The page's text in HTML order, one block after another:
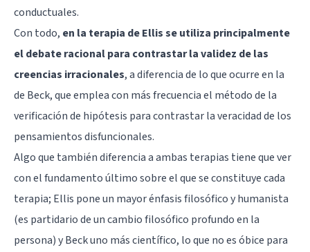
conductuales.
Con todo, en la terapia de Ellis se utiliza principalmente
el debate racional para contrastar la validez de las
creencias irracionales, a diferencia de lo que ocurre en la
de Beck, que emplea con más frecuencia el método de la
verificación de hipótesis para contrastar la veracidad de los
pensamientos disfuncionales.
Algo que también diferencia a ambas terapias tiene que ver
con el fundamento último sobre el que se constituye cada
terapia; Ellis pone un mayor énfasis filosófico y humanista
(es partidario de un cambio filosófico profundo en la
persona) y Beck uno más científico, lo que no es óbice para